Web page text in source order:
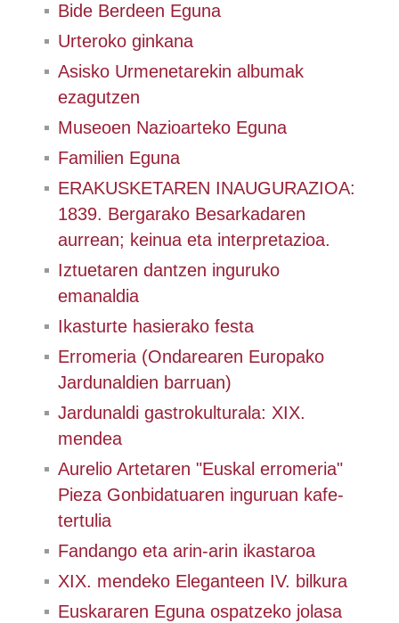
Bide Berdeen Eguna
Urteroko ginkana
Asisko Urmenetarekin albumak
ezagutzen
Museoen Nazioarteko Eguna
Familien Eguna
ERAKUSKETAREN INAUGURAZIOA:
1839. Bergarako Besarkadaren
aurrean; keinua eta interpretazioa.
Iztuetaren dantzen inguruko
emanaldia
Ikasturte hasierako festa
Erromeria (Ondarearen Europako
Jardunaldien barruan)
Jardunaldi gastrokulturala: XIX.
mendea
Aurelio Artetaren "Euskal erromeria"
Pieza Gonbidatuaren inguruan kafe-
tertulia
Fandango eta arin-arin ikastaroa
XIX. mendeko Eleganteen IV. bilkura
Euskararen Eguna ospatzeko jolasa